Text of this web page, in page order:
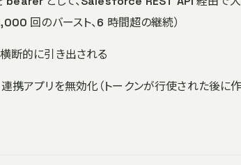
回のバースト、6 時間超の継続）
断的に引き出される
アプリを無効化（トークンが行使された後に